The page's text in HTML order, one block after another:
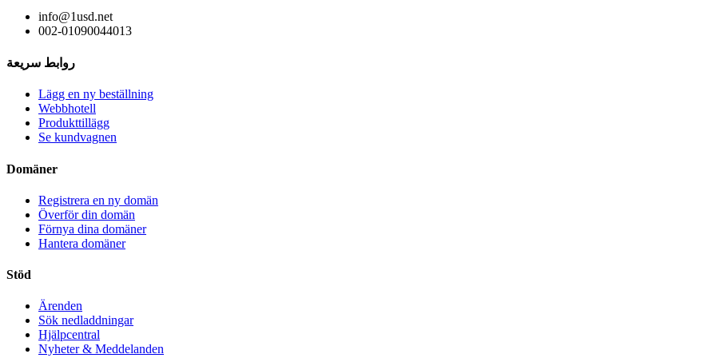
info@1usd.net
002-01090044013
روابط سريعة
Lägg en ny beställning
Webbhotell
Produkttillägg
Se kundvagnen
Domäner
Registrera en ny domän
Överför din domän
Förnya dina domäner
Hantera domäner
Stöd
Ärenden
Sök nedladdningar
Hjälpcentral
Nyheter & Meddelanden